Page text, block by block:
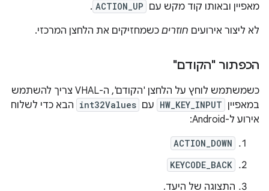
מאפיין ובאותו קוד מקש עם ACTION_UP
.
לא ליצור אירועים חוזרים כשמחזיקים את הלחצן המרכזי.
הכפתור "הקודם"
כשמשתמש לוחץ על הלחצן 'הקודם', ה-VHAL צריך להשתמש
במאפיין HW_KEY_INPUT עם int32Values הבא כדי לשלוח
אירוע ל-Android:
ACTION_DOWN
KEYCODE_BACK
התצוגה של היעד.